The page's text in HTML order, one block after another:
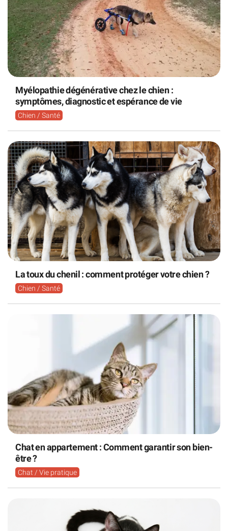
Myélopathie dégénérative chez le chien :
symptômes, diagnostic et espérance de vie
Chien / Santé
La toux du chenil : comment protéger votre chien ?
Chien / Santé
Chat en appartement : Comment garantir son bien-
être ?
Chat / Vie pratique